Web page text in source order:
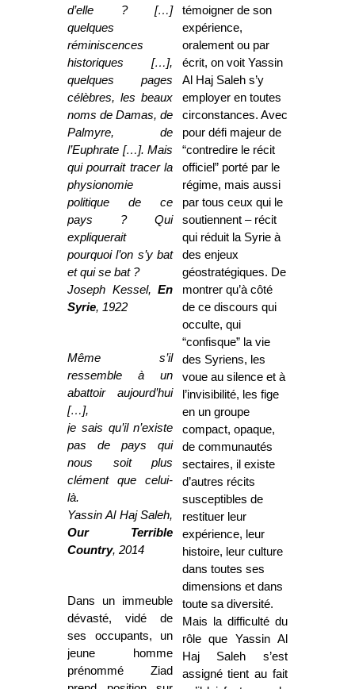
d’elle ? […]
quelques
réminiscences
historiques […],
quelques pages
célèbres, les beaux
noms de Damas, de
Palmyre, de
l’Euphrate […]. Mais
qui pourrait tracer la
physionomie
politique de ce
pays ? Qui
expliquerait
pourquoi l’on s’y bat
et qui se bat ?
Joseph Kessel,En
Syrie, 1922
Même s’il
ressemble à un
abattoir aujourd’hui
[…],
je sais qu’il n’existe
pas de pays qui
nous soit plus
clément que celui-
là.
Yassin Al Haj Saleh,
Our Terrible
Country, 2014
Dans un immeuble
dévasté, vidé de
ses occupants, un
jeune homme
prénommé Ziad
témoigner de son
expérience,
oralement ou par
écrit, on voit Yassin
Al Haj Saleh s’y
employer en toutes
circonstances. Avec
pour défi majeur de
“contredire le récit
officiel” porté par le
régime, mais aussi
par tous ceux qui le
soutiennent – récit
qui réduit la Syrie à
des enjeux
géostratégiques. De
montrer qu’à côté
de ce discours qui
occulte, qui
“confisque” la vie
des Syriens, les
voue au silence et à
l’invisibilité, les fige
en un groupe
compact, opaque,
de communautés
sectaires, il existe
d’autres récits
susceptibles de
restituer leur
expérience, leur
histoire, leur culture
dans toutes ses
dimensions et dans
toute sa diversité.
Mais la difficulté du
rôle que Yassin Al
Haj Saleh s’est
assigné tient au fait